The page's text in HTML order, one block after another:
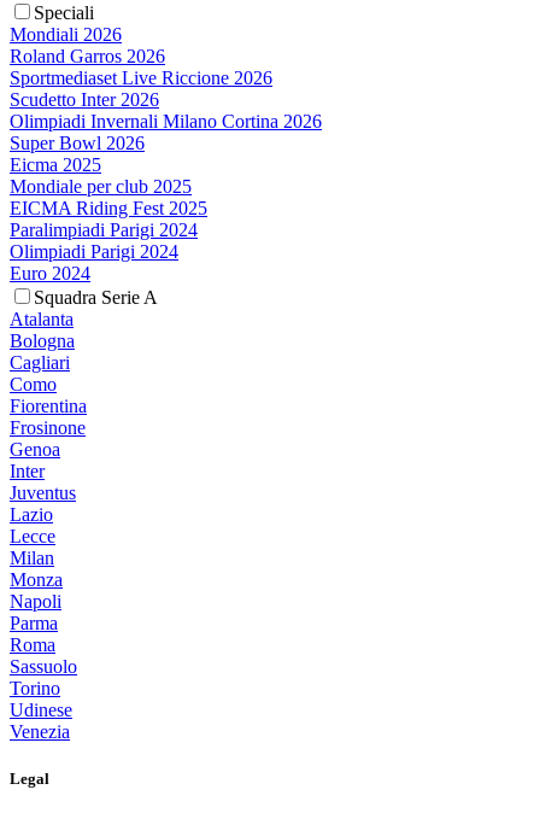
Speciali
Mondiali 2026
Roland Garros 2026
Sportmediaset Live Riccione 2026
Scudetto Inter 2026
Olimpiadi Invernali Milano Cortina 2026
Super Bowl 2026
Eicma 2025
Mondiale per club 2025
EICMA Riding Fest 2025
Paralimpiadi Parigi 2024
Olimpiadi Parigi 2024
Euro 2024
Squadra Serie A
Atalanta
Bologna
Cagliari
Como
Fiorentina
Frosinone
Genoa
Inter
Juventus
Lazio
Lecce
Milan
Monza
Napoli
Parma
Roma
Sassuolo
Torino
Udinese
Venezia
Legal